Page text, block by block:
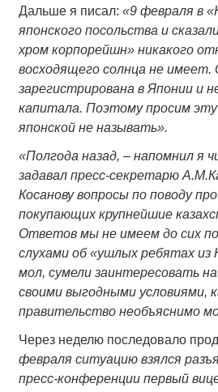
Дальше я писал: «9 февраля в
японского посольства и
хром корпорейшн» никакого
восходящего солнца не имеет.
зарегистрирована в Японии и
капитала. Поэтому просим
японской не называть».
«Полгода назад, – напомнил я
задавал пресс-секретарю
Косанову вопросы по поводу
покупающих крупнейшие
Ответов мы не имеем до сих
слухами об «ушлых ребятах из
мол, сумели заинтересовать
своими выгодными условиями,
правительство необъяснимо
Через неделю последовало
февраля ситуацию взялся
пресс-конференции первый